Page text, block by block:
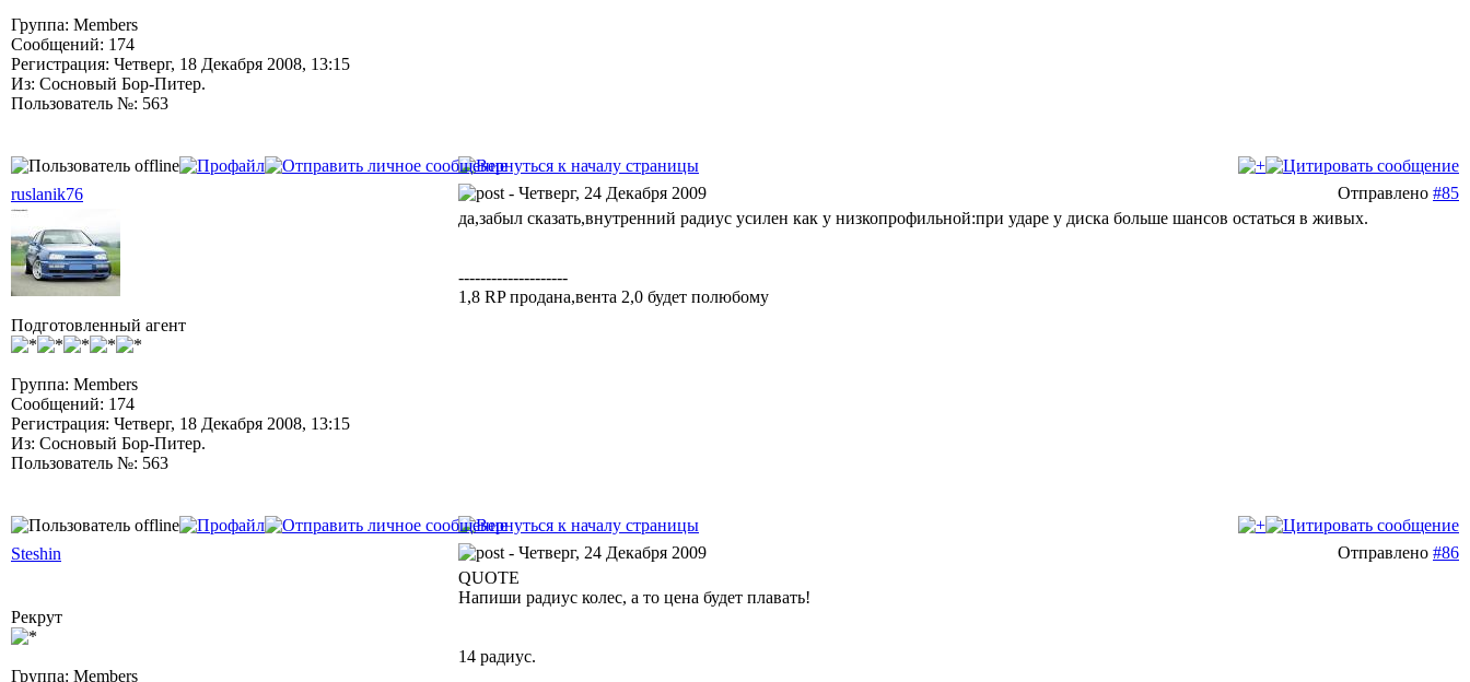
Группа: Members
Сообщений: 174
Регистрация: Четверг, 18 Декабря 2008, 13:15
Из: Сосновый Бор-Питер.
Пользователь №: 563
ruslanik76 - Четверг, 24 Декабря 2009 Отправлено #85
Подготовленный агент
Группа: Members
Сообщений: 174
Регистрация: Четверг, 18 Декабря 2008, 13:15
Из: Сосновый Бор-Питер.
Пользователь №: 563
да,забыл сказать,внутренний радиус усилен как у низкопрофильной:при ударе у диска больше шансов остаться в живых.
--------------------
1,8 RP продана,вента 2,0 будет полюбому
Steshin - Четверг, 24 Декабря 2009 Отправлено #86
Рекрут
Группа: Members
QUOTE
Напиши радиус колес, а то цена будет плавать!
14 радиус.